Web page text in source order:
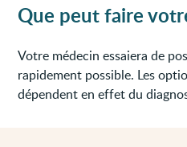
Que peut faire
Votre médecin essaiera de
rapidement possible. Les
dépendent en effet du